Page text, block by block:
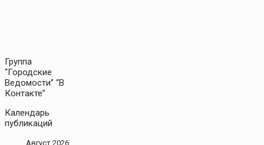
Группа
“Городские
Ведомости” “В
Контакте”
Календарь
публикаций
Август 2026